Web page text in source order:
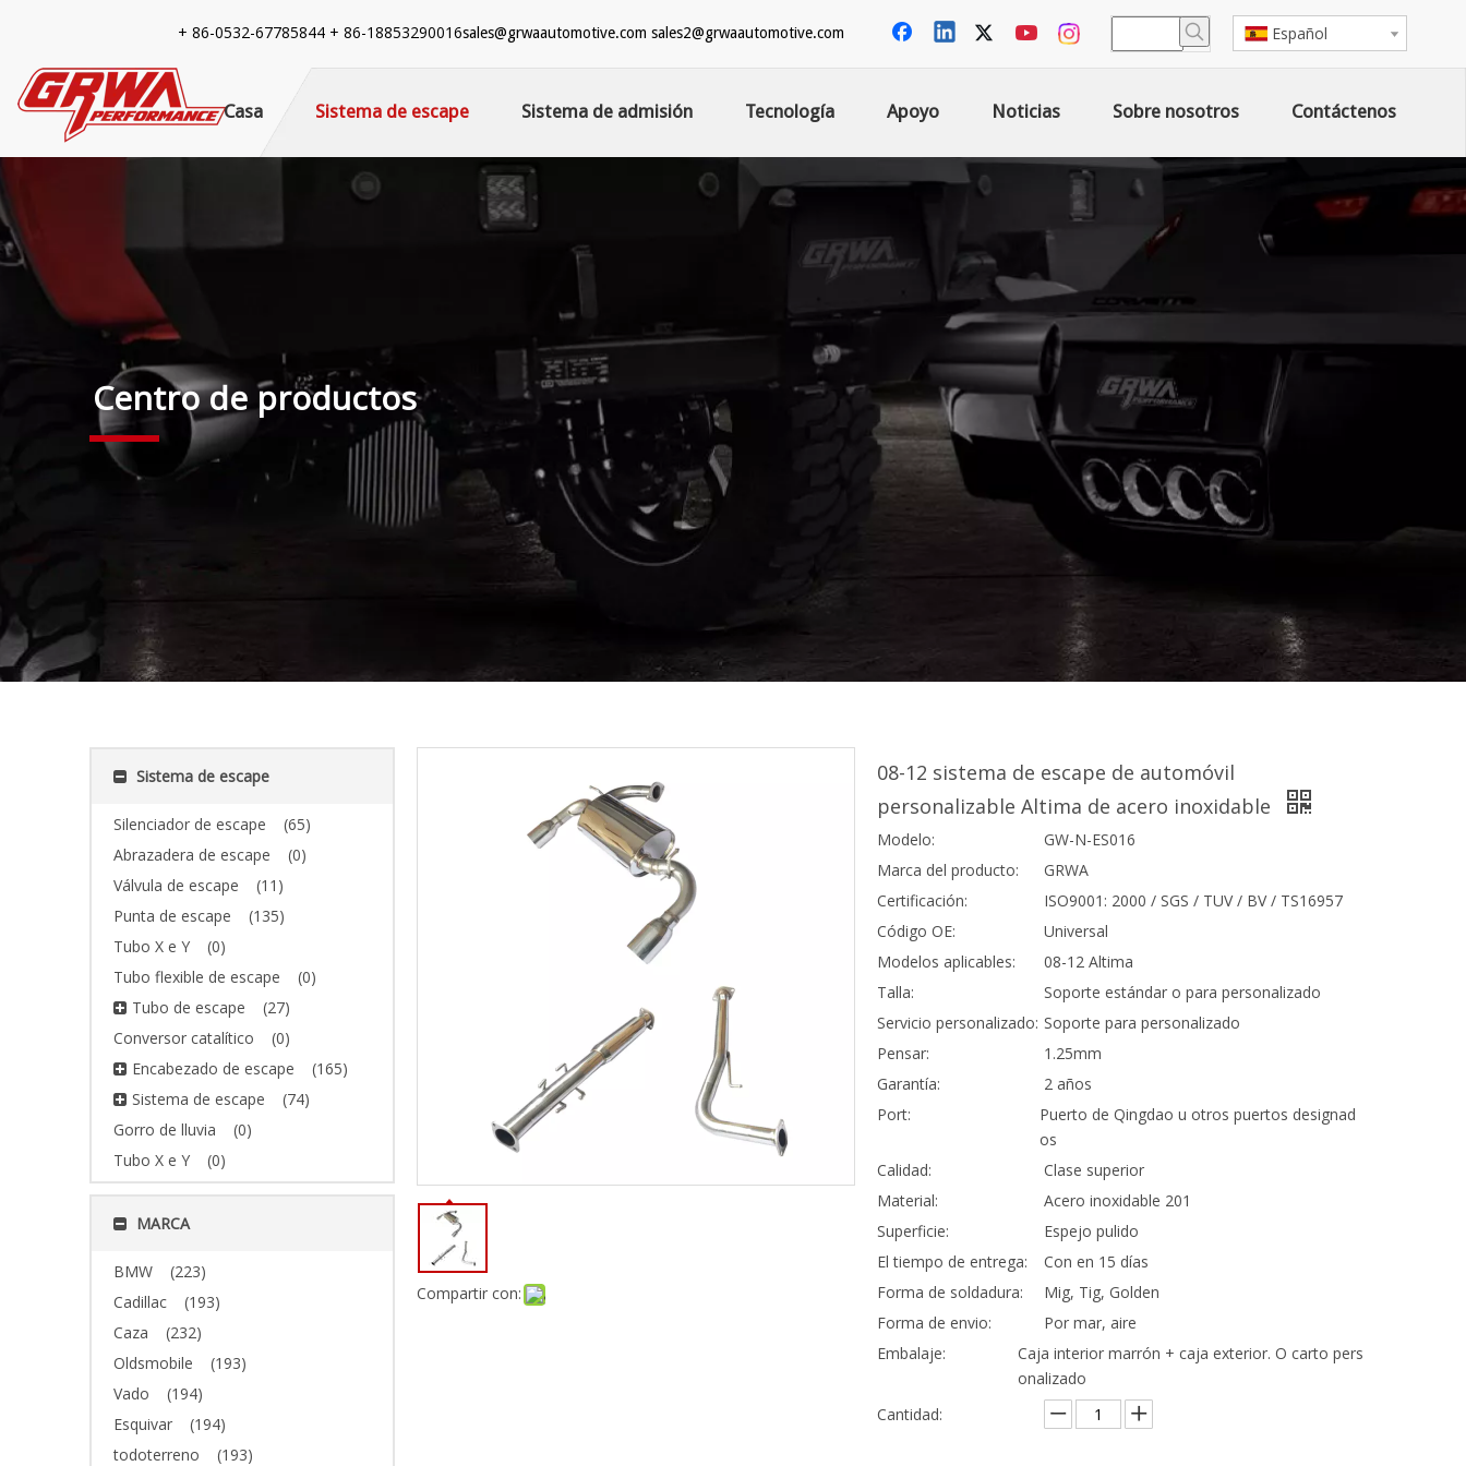
+ 86-0532-67785844 + 86-18853290016sales@grwaautomotive.com sales2@grwaautomotive.com Español
Casa Sistema de escape Sistema de admisión Tecnología Apoyo Noticias Sobre nosotros Contáctenos
Centro de productos
Sistema de escape
Silenciador de escape
(65)
Abrazadera de escape
(0)
Válvula de escape
(11)
Punta de escape
(135)
Tubo X e Y
(0)
Tubo flexible de escape
(0)
Tubo de escape
(27)
Conversor catalítico
(0)
Encabezado de escape
(165)
Sistema de escape
(74)
Gorro de lluvia
(0)
Tubo X e Y
(0)
MARCA
BMW
(223)
Cadillac
(193)
Caza
(232)
Oldsmobile
(193)
Vado
(194)
Esquivar
(194)
todoterreno
(193)
Compartir con:
08-12 sistema de escape de automóvil
personalizable Altima de acero inoxidable
Modelo:
GW-N-ES016
Marca del producto:
GRWA
Certificación:
ISO9001: 2000 / SGS / TUV / BV / TS16957
Código OE:
Universal
Modelos aplicables:
08-12 Altima
Talla:
Soporte estándar o para personalizado
Servicio personalizado: Soporte para personalizado
Pensar:
1.25mm
Garantía:
2 años
Port:
Puerto de Qingdao u otros puertos designad
os
Calidad:
Clase superior
Material:
Acero inoxidable 201
Superficie:
Espejo pulido
El tiempo de entrega:
Con en 15 días
Forma de soldadura:
Mig, Tig, Golden
Forma de envio:
Por mar, aire
Embalaje:
Caja interior marrón + caja exterior. O carto pers
onalizado
Cantidad: